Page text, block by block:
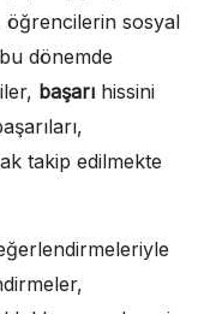
öğrencilerin sosyal
dönemde
başarı hissini
takip edilmekte